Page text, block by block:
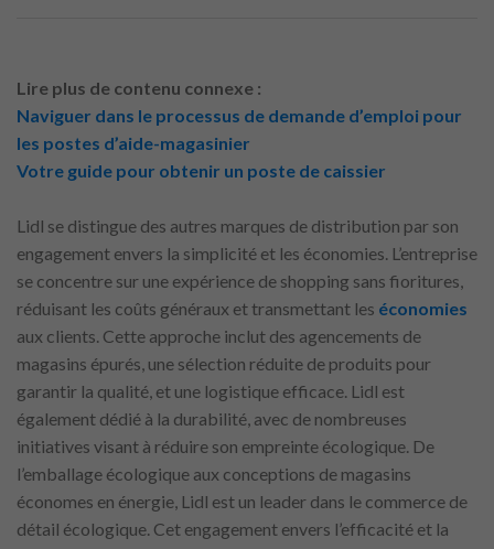
Lire plus de contenu connexe :
Naviguer dans le processus de demande d’emploi pour
les postes d’aide-magasinier
Votre guide pour obtenir un poste de caissier
Lidl se distingue des autres marques de distribution par son
engagement envers la simplicité et les économies. L’entreprise
se concentre sur une expérience de shopping sans fioritures,
réduisant les coûts généraux et transmettant les économies
aux clients. Cette approche inclut des agencements de
magasins épurés, une sélection réduite de produits pour
garantir la qualité, et une logistique efficace. Lidl est
également dédié à la durabilité, avec de nombreuses
initiatives visant à réduire son empreinte écologique. De
l’emballage écologique aux conceptions de magasins
économes en énergie, Lidl est un leader dans le commerce de
détail écologique. Cet engagement envers l’efficacité et la